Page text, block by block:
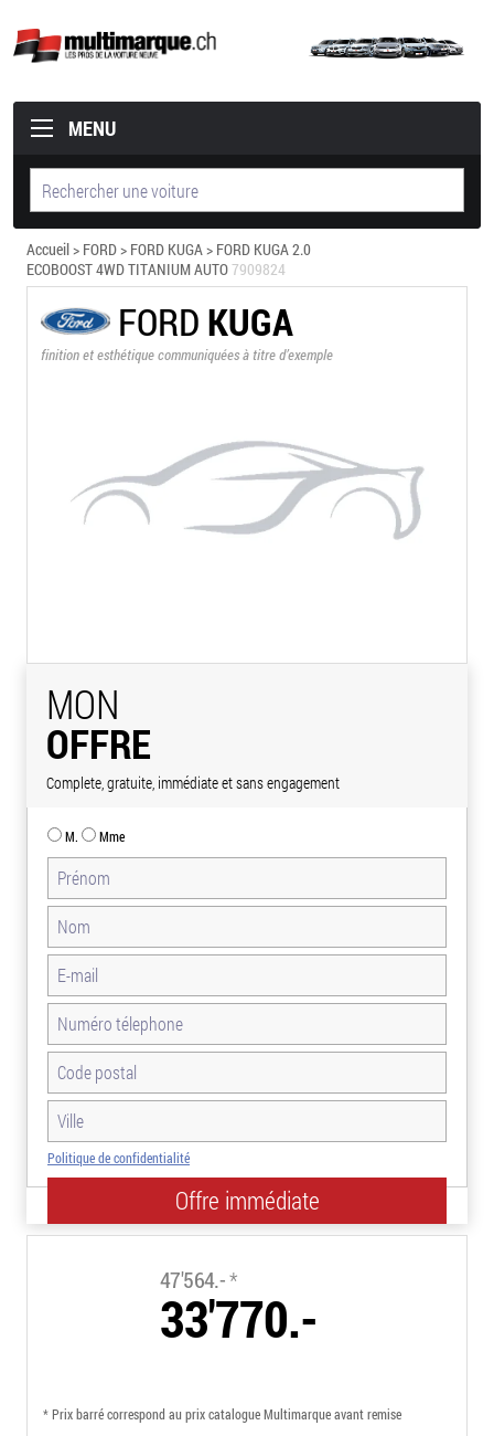
MENU
Accueil> FORD> FORD KUGA> FORD KUGA 2.0
ECOBOOST 4WD TITANIUM AUTO7909824
FORD KUGA
finition et esthétique communiquées à titre d’exemple
MON
OFFRE
Complete, gratuite, immédiate et sans engagement
M. Mme
Politique de confidentialité
47'564.-*
33'770.-
* Prix barré correspond au prix catalogue Multimarque avant remise